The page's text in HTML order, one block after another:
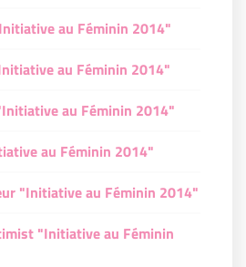
au Féminin 2014"
au Féminin 2014"
au Féminin 2014"
au Féminin 2014"
"Initiative au Féminin 2014"
"Initiative au Féminin